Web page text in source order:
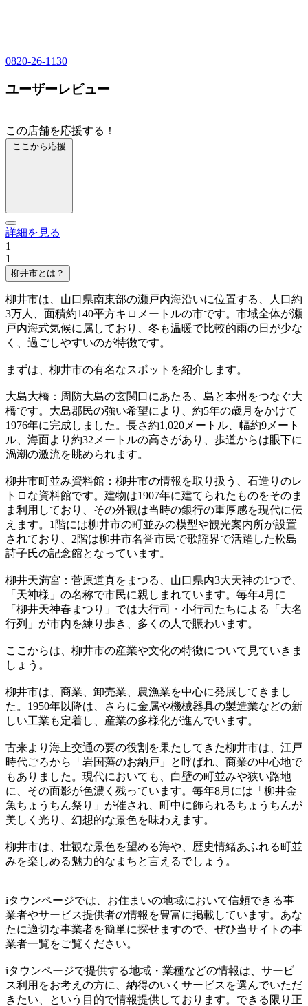
0820-26-1130
ユーザーレビュー
この店舗を応援する！
ここから応援
詳細を見る
1
1
柳井市とは？
柳井市は、山口県南東部の瀬戸内海沿いに位置する、人口約
3万人、面積約140平方キロメートルの市です。市域全体が瀬
戸内海式気候に属しており、冬も温暖で比較的雨の日が少な
く、過ごしやすいのが特徴です。
まずは、柳井市の有名なスポットを紹介します。
大島大橋：周防大島の玄関口にあたる、島と本州をつなぐ大
橋です。大島郡民の強い希望により、約5年の歳月をかけて
1976年に完成しました。長さ約1,020メートル、幅約9メート
ル、海面より約32メートルの高さがあり、歩道からは眼下に
渦潮の激流を眺められます。
柳井市町並み資料館：柳井市の情報を取り扱う、石造りのレ
トロな資料館です。建物は1907年に建てられたものをそのま
ま利用しており、その外観は当時の銀行の重厚感を現代に伝
えます。1階には柳井市の町並みの模型や観光案内所が設置
されており、2階は柳井市名誉市民で歌謡界で活躍した松島
詩子氏の記念館となっています。
柳井天満宮：菅原道真をまつる、山口県内3大天神の1つで、
「天神様」の名称で市民に親しまれています。毎年4月に
「柳井天神春まつり」では大行司・小行司たちによる「大名
行列」が市内を練り歩き、多くの人で賑わいます。
ここからは、柳井市の産業や文化の特徴について見ていきま
しょう。
柳井市は、商業、卸売業、農漁業を中心に発展してきまし
た。1950年以降は、さらに金属や機械器具の製造業などの新
しい工業も定着し、産業の多様化が進んでいます。
古来より海上交通の要の役割を果たしてきた柳井市は、江戸
時代ごろから「岩国藩のお納戸」と呼ばれ、商業の中心地で
もありました。現代においても、白壁の町並みや狭い路地
に、その面影が色濃く残っています。毎年8月には「柳井金
魚ちょうちん祭り」が催され、町中に飾られるちょうちんが
美しく光り、幻想的な景色を味わえます。
柳井市は、壮観な景色を望める海や、歴史情緒あふれる町並
みを楽しめる魅力的なまちと言えるでしょう。
iタウンページでは、お住まいの地域において信頼できる事
業者やサービス提供者の情報を豊富に掲載しています。あな
たに適切な事業者を簡単に探せますので、ぜひ当サイトの事
業者一覧をご覧ください。
iタウンページで提供する地域・業種などの情報は、サービ
ス利用をお考えの方に、納得のいくサービスを選んでいただ
きたい、という目的で情報提供しております。できる限り正